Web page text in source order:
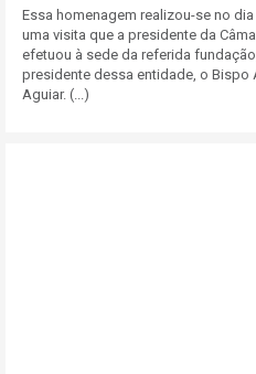
Essa homenagem realizou-se no
uma visita que a presidente da
efetuou à sede da referida
presidente dessa entidade, o Bispo
Aguiar. (...)